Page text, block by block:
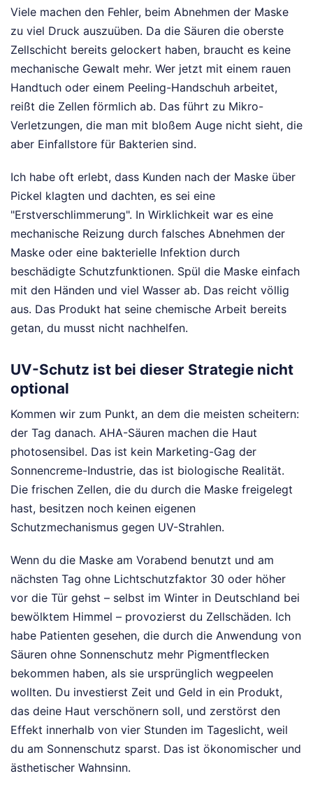
Viele machen den Fehler, beim Abnehmen der Maske
zu viel Druck auszuüben. Da die Säuren die oberste
Zellschicht bereits gelockert haben, braucht es keine
mechanische Gewalt mehr. Wer jetzt mit einem rauen
Handtuch oder einem Peeling-Handschuh arbeitet,
reißt die Zellen förmlich ab. Das führt zu Mikro-
Verletzungen, die man mit bloßem Auge nicht sieht, die
aber Einfallstore für Bakterien sind.
Ich habe oft erlebt, dass Kunden nach der Maske über
Pickel klagten und dachten, es sei eine
"Erstverschlimmerung". In Wirklichkeit war es eine
mechanische Reizung durch falsches Abnehmen der
Maske oder eine bakterielle Infektion durch
beschädigte Schutzfunktionen. Spül die Maske einfach
mit den Händen und viel Wasser ab. Das reicht völlig
aus. Das Produkt hat seine chemische Arbeit bereits
getan, du musst nicht nachhelfen.
UV-Schutz ist bei dieser Strategie nicht
optional
Kommen wir zum Punkt, an dem die meisten scheitern:
der Tag danach. AHA-Säuren machen die Haut
photosensibel. Das ist kein Marketing-Gag der
Sonnencreme-Industrie, das ist biologische Realität.
Die frischen Zellen, die du durch die Maske freigelegt
hast, besitzen noch keinen eigenen
Schutzmechanismus gegen UV-Strahlen.
Wenn du die Maske am Vorabend benutzt und am
nächsten Tag ohne Lichtschutzfaktor 30 oder höher
vor die Tür gehst – selbst im Winter in Deutschland bei
bewölktem Himmel – provozierst du Zellschäden. Ich
habe Patienten gesehen, die durch die Anwendung von
Säuren ohne Sonnenschutz mehr Pigmentflecken
bekommen haben, als sie ursprünglich wegpeelen
wollten. Du investierst Zeit und Geld in ein Produkt,
das deine Haut verschönern soll, und zerstörst den
Effekt innerhalb von vier Stunden im Tageslicht, weil
du am Sonnenschutz sparst. Das ist ökonomischer und
ästhetischer Wahnsinn.